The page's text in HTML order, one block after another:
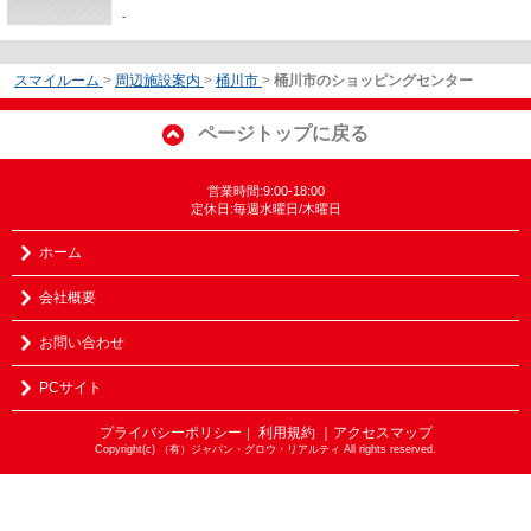
-
スマイルーム > 周辺施設案内 > 桶川市 > 桶川市のショッピングセンター
ページトップに戻る
営業時間:9:00-18:00
定休日:毎週水曜日/木曜日
ホーム
会社概要
お問い合わせ
PCサイト
プライバシーポリシー ｜ 利用規約 ｜アクセスマップ
Copyright(c) （有）ジャパン・グロウ・リアルティ All rights reserved.